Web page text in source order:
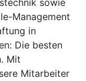
sowie
Management
in
Die besten
Mit
Mitarbeiter